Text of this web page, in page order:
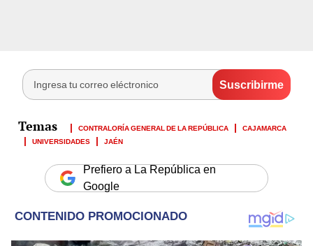
CONTRALORÍA GENERAL DE LA REPÚBLICA
CAJAMARCA
UNIVERSIDADES
JAÉN
Prefiero a La República en
Google